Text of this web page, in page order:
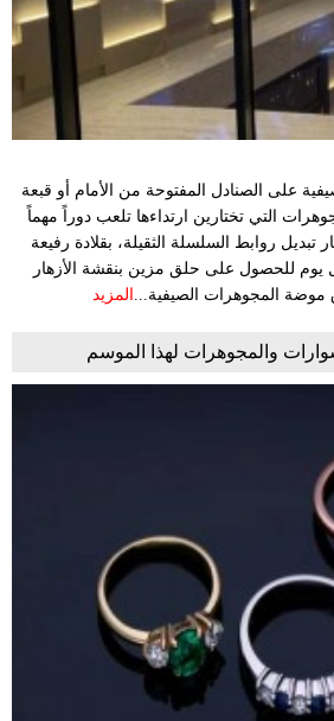
أبراج
فيديو
سيارات
على الصنادل المفتوحة من الأمام أو قبعة
التي تختارين ارتداءها تلعب دوراً مهماً
روابط السلسلة الثقيلة، بقلادة رفيعة
يوم للحصول على حلق مزين بنقشة الأزهار
موضة المجوهرات الصيفية... المزيد
والمجوهرات لهذا الموسم